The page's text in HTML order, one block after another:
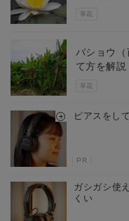
草花
草花
バショウ
て方を解説
ピアスをし
PR
ガシガシ使
くい